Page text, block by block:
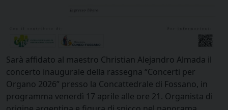
Sarà affidato al maestro Christian Alejandro Almada il
concerto inaugurale della rassegna “Concerti per
Organo 2026” presso la Concattedrale di Fossano, in
programma venerdì 17 aprile alle ore 21. Organista di